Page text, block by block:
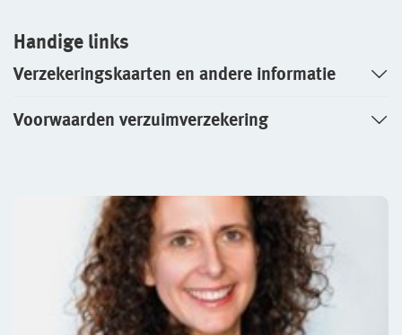
Handige links
Verzekeringskaarten en andere informatie
Voorwaarden verzuimverzekering